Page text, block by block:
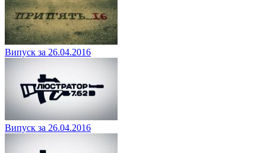
Випуск за 26.04.2016
Випуск за 26.04.2016